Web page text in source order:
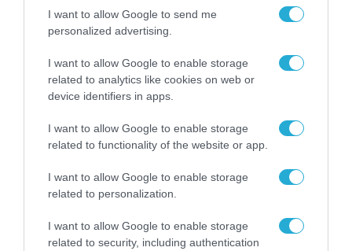
I want to allow Google to send me
personalized advertising.
I want to allow Google to enable storage
related to analytics like cookies on web or
device identifiers in apps.
I want to allow Google to enable storage
related to functionality of the website or app.
I want to allow Google to enable storage
related to personalization.
I want to allow Google to enable storage
related to security, including authentication
06.08.2026 | 09:03
«Οι εντελώς αθώοι»: Η ανάρτηση του Αρκά για
τα ζώα που χάθηκαν στις πυρκαγιές της
Αττικής (φωτο)